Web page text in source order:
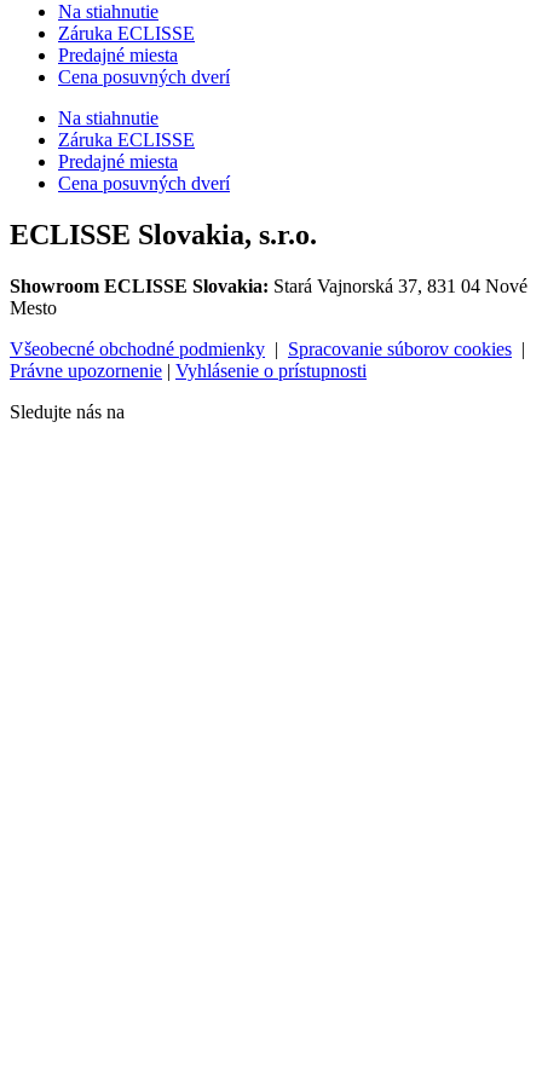
Na stiahnutie
Záruka ECLISSE
Predajné miesta
Cena posuvných dverí
Na stiahnutie
Záruka ECLISSE
Predajné miesta
Cena posuvných dverí
ECLISSE Slovakia, s.r.o.
Showroom ECLISSE Slovakia: Stará Vajnorská 37, 831 04 Nové
Mesto
Všeobecné obchodné podmienky | Spracovanie súborov cookies |
Právne upozornenie | Vyhlásenie o prístupnosti
Sledujte nás na